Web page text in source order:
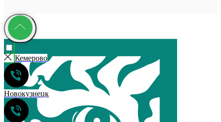
Кемерово
Новокузнецк